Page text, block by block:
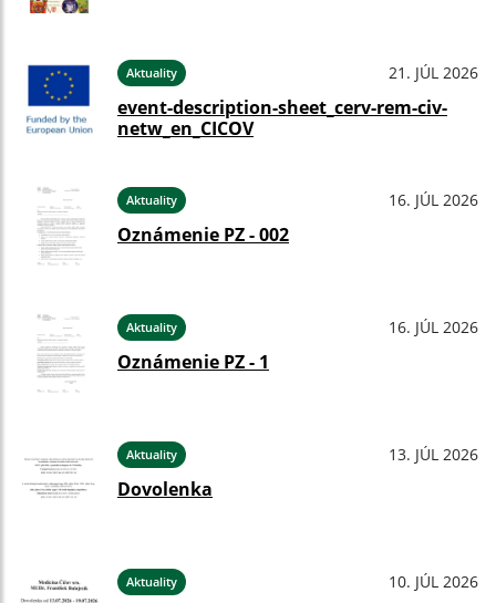
Aktuality 21. JÚL 2026
event-description-sheet_cerv-rem-civ-
netw_en_CICOV
Aktuality 16. JÚL 2026
Oznámenie PZ - 002
Aktuality 16. JÚL 2026
Oznámenie PZ - 1
Aktuality 13. JÚL 2026
Dovolenka
Aktuality 10. JÚL 2026